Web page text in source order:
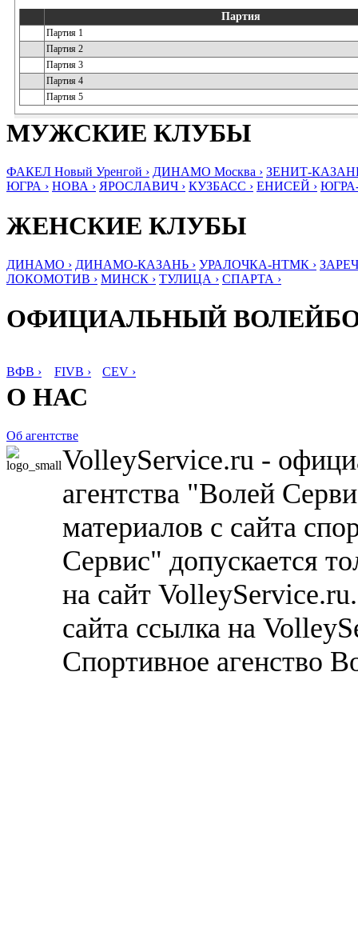
Партия
Партия 1
Партия 2
Партия 3
Партия 4
Партия 5
МУЖСКИЕ КЛУБЫ
ФАКЕЛ Новый Уренгой › ДИНАМО Москва › ЗЕНИТ-
ЮГРА › НОВА › ЯРОСЛАВИЧ › КУЗБАСС › ЕНИСЕЙ ›
ЖЕНСКИЕ КЛУБЫ
ДИНАМО › ДИНАМО-КАЗАНЬ › УРАЛОЧКА-НТМК ›
ЛОКОМОТИВ › МИНСК › ТУЛИЦА › СПАРТА ›
ОФИЦИАЛЬНЫЙ
ВФВ › FIVB › CEV ›
О НАС
Об агентстве
VolleyService.ru -
агентства "Волей
материалов с сайта
Сервис" допускается
на сайт
сайта ссылка на
Спортивное агенство